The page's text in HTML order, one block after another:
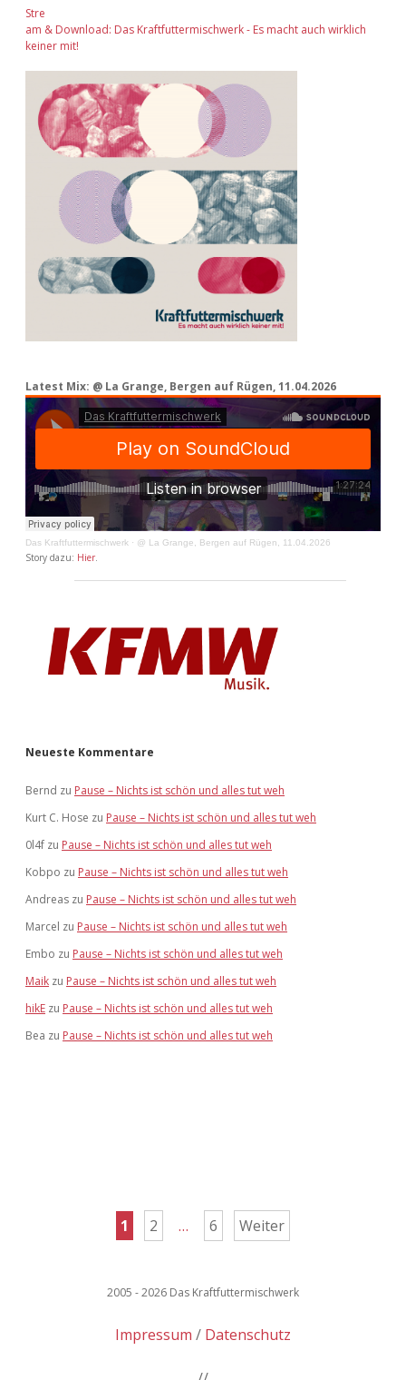
Stre
am & Download: Das Kraftfuttermischwerk - Es macht auch wirklich
keiner mit!
Latest Mix: @ La Grange, Bergen auf Rügen, 11.04.2026
Das Kraftfuttermischwerk · @ La Grange, Bergen auf Rügen, 11.04.2026
Story dazu: Hier
Neueste Kommentare
Bernd zu Pause – Nichts ist schön und alles tut weh
Kurt C. Hose zu Pause – Nichts ist schön und alles tut weh
0l4f zu Pause – Nichts ist schön und alles tut weh
Kobpo zu Pause – Nichts ist schön und alles tut weh
Andreas zu Pause – Nichts ist schön und alles tut weh
Marcel zu Pause – Nichts ist schön und alles tut weh
Embo zu Pause – Nichts ist schön und alles tut weh
Maik zu Pause – Nichts ist schön und alles tut weh
hikE zu Pause – Nichts ist schön und alles tut weh
Bea zu Pause – Nichts ist schön und alles tut weh
Seitennummerierung
Beiträge
1 2 … 6 Weiter
2005 - 2026 Das Kraftfuttermischwerk
Impressum Datenschutz